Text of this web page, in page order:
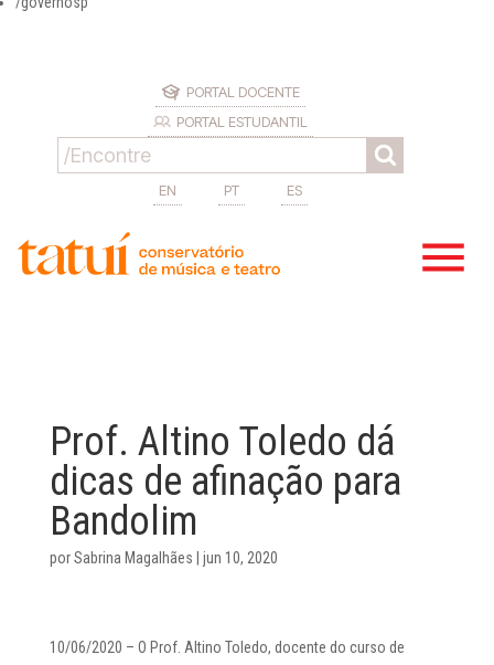
PORTAL DOCENTE
PORTAL ESTUDANTIL
EN PT ES
Prof. Altino Toledo dá
dicas de afinação para
Bandolim
porSabrina Magalhães jun 10, 2020
10/06/2020 – O Prof. Altino Toledo, docente do curso de